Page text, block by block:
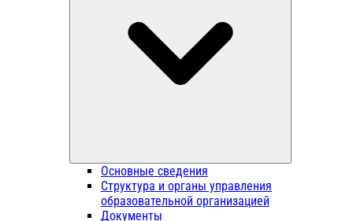
Основные сведения
Структура и органы управления
образовательной организацией
Документы